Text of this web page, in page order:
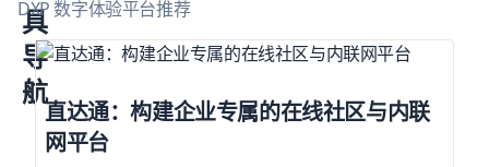
DXP 数字体验平台推荐
直达通：构建企业专属的在线社区与内联
网平台